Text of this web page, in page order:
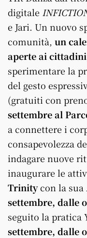
digitale
e Jari. Un nuovo
comunità, un
aperte ai cittadini
sperimentare la
del gesto
(gratuiti con
settembre al
a connettere i
consapevolezza
indagare nuove
inaugurare le
Trinitycon la sua
settembre, dalle
seguito la pratica
settembre, dalle